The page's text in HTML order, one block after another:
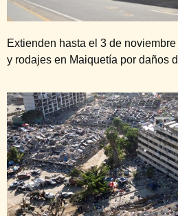
Extienden hasta el 3 de
y rodajes en Maiquetía por daños